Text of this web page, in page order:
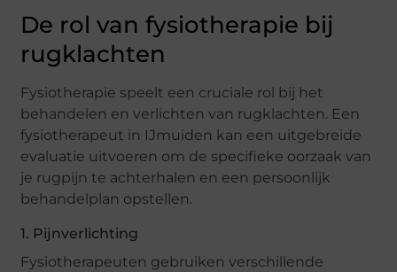
De rol van fysiotherapie bij
rugklachten
Fysiotherapie speelt een cruciale rol bij het
behandelen en verlichten van rugklachten. Een
fysiotherapeut in IJmuiden kan een uitgebreide
evaluatie uitvoeren om de specifieke oorzaak van
je rugpijn te achterhalen en een persoonlijk
behandelplan opstellen.
1. Pijnverlichting
Fysiotherapeuten gebruiken verschillende